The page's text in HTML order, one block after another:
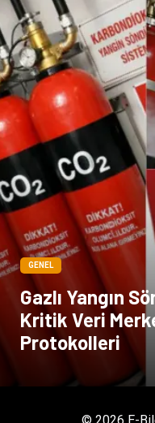
GENEL
Gazlı Yangın
Kritik Veri
Protokolleri
© 2026 E-